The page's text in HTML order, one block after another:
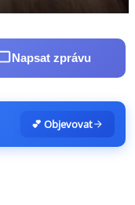
Napsat zprávu
💕 Objevovat